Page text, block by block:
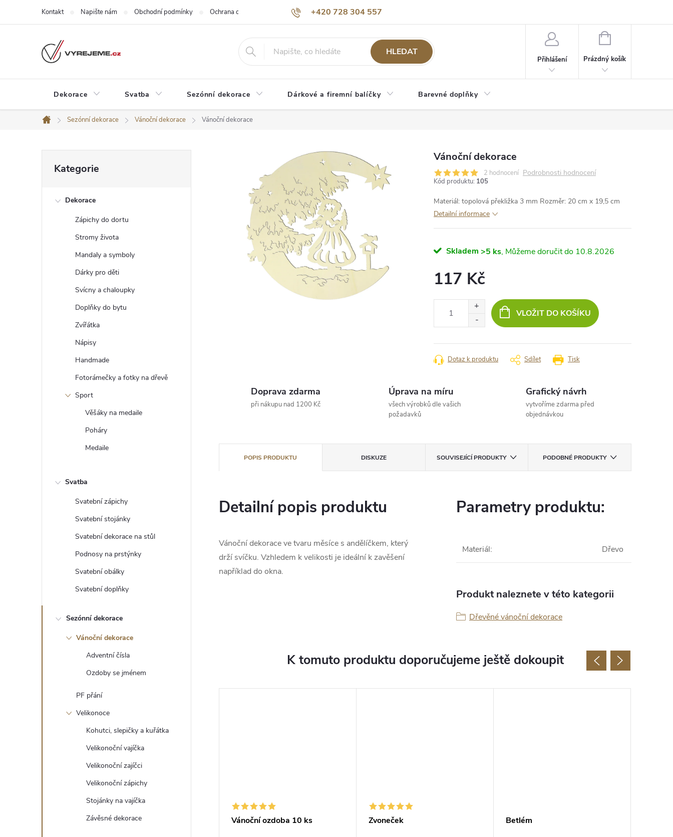
+420 728 304 557
Kontakt Napište nám Obchodní podmínky Ochrana osobních údajů O nás
HLEDAT
Přihlášení
NÁKUPNÍ
Prázdný košík
Dekorace Svatba Sezónní dekorace Dárkové a firemní balíčky Barevné doplňky
Domů
Sezónní dekorace Vánoční dekorace Vánoční dekorace
kategorie
Kategorie
Dekorace
Zápichy do dortu
Stromy života
Mandaly a symboly
Dárky pro děti
Svícny a chaloupky
Doplňky do bytu
Zvířátka
Nápisy
Handmade
Fotorámečky a fotky na dřevě
Sport
Věšáky na medaile
Poháry
Medaile
Svatba
Svatební zápichy
Svatební stojánky
Svatební dekorace na stůl
Podnosy na prstýnky
Svatební obálky
Svatební doplňky
Sezónní dekorace
Vánoční dekorace
Adventní čísla
Ozdoby se jménem
PF přání
Velikonoce
Kohutci, slepičky a kuřátka
Velikonoční vajíčka
Velikonoční zajíčci
Velikonoční zápichy
Stojánky na vajíčka
Závěsné dekorace
Vánoční dekorace
2 hodnocení Podrobnosti hodnocení
Kód produktu: 105
Materiál: topolová překližka 3 mm Rozměr: 20 cm x 19,5 cm
Detailní informace
Skladem >5 ks 10.8.2026
117 Kč
VLOŽIT DO KOŠÍKU
Tisk
Dotaz k produktu Sdílet
Doprava zdarma
při nákupu nad 1200 Kč
Úprava na míru
všech výrobků dle vašich
požadavků
Grafický návrh
vytvoříme zdarma před
objednávkou
POPIS PRODUKTU DISKUZE SOUVISEJÍCÍ PRODUKTY PODOBNÉ PRODUKTY
Detailní popis produktu
Vánoční dekorace ve tvaru měsíce s andělíčkem, který
drží svíčku. Vzhledem k velikosti je ideální k zavěšení
například do okna.
Parametry produktu:
Materiál: Dřevo
Produkt naleznete v této kategorii
Dřevěné vánoční dekorace
K tomuto produktu doporučujeme ještě dokoupit
Anděl Vánoční ozdoba 10 ks Zvoneček Betlém